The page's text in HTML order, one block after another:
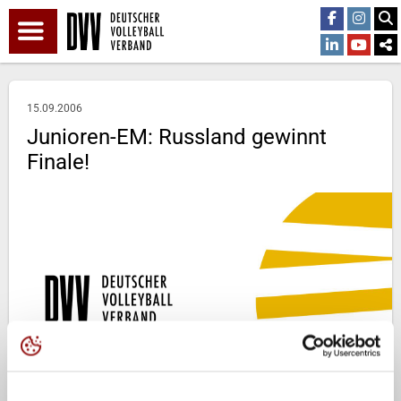
15.09.2006
Junioren-EM: Russland gewinnt
Finale!